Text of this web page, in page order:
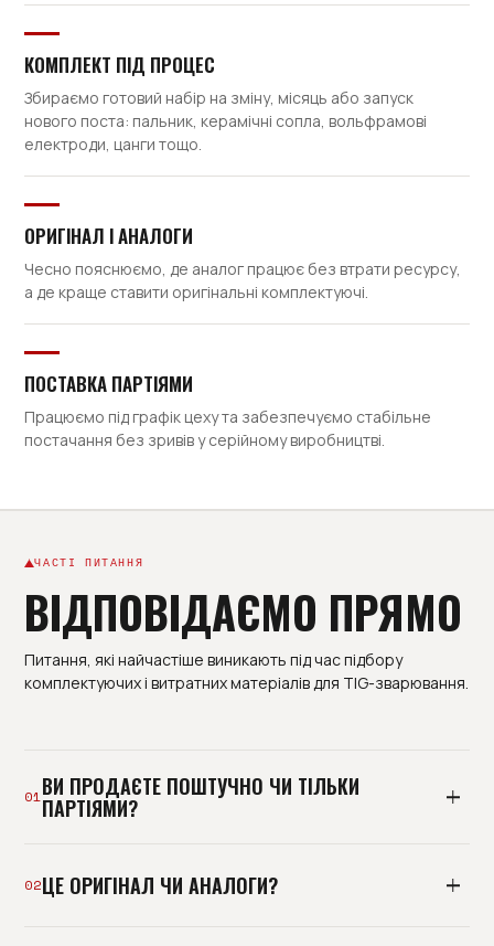
КОМПЛЕКТ ПІД ПРОЦЕС
Збираємо готовий набір на зміну, місяць або запуск
нового поста: пальник, керамічні сопла, вольфрамові
електроди, цанги тощо.
ОРИГІНАЛ І АНАЛОГИ
Чесно пояснюємо, де аналог працює без втрати ресурсу,
а де краще ставити оригінальні комплектуючі.
ПОСТАВКА ПАРТІЯМИ
Працюємо під графік цеху та забезпечуємо стабільне
постачання без зривів у серійному виробництві.
ЧАСТІ ПИТАННЯ
ВІДПОВІДАЄМО ПРЯМО
Питання, які найчастіше виникають під час підбору
комплектуючих і витратних матеріалів для TIG-зварювання.
01ВИ ПРОДАЄТЕ ПОШТУЧНО ЧИ ТІЛЬКИ
ПАРТІЯМИ?
партіями під план споживання, але можемо
02ЦЕ ОРИГІНАЛ ЧИ АНАЛОГИ?